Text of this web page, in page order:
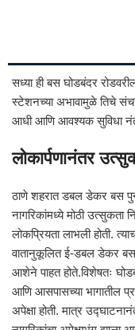
सध्या ही बस घोडबंदर
स्टेशनच्या अभावामुळे तिचे
आधी आणि आवश्यक सुविधा नंतर
लोकार्पणानंतर
ठाणे शहरात डबल डेकर बस
नागरिकांमध्ये मोठी उत्सुकता
लोकप्रियता लाभली होती.
वातानुकूलित ई-डबल डेकर
आशेने पाहत होते.विशेषतः
आणि आसपासच्या भागातील
अपेक्षा होती. मात्र